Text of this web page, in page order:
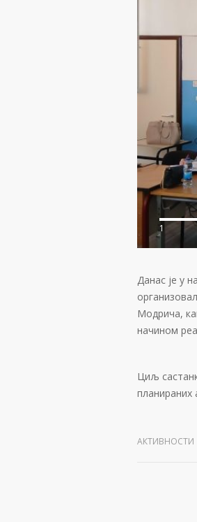
1
Данас је у
Модрича,
начином
Циљ
планираних
АКТИВНОСТИ